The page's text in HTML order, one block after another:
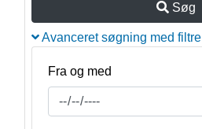
Søg
Avanceret søgning med filtre
Fra og med